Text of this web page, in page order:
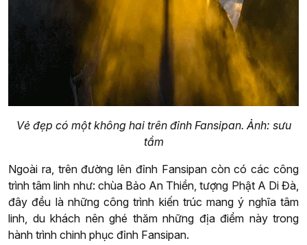
Vẻ đẹp có một không hai trên đỉnh Fansipan. Ảnh: sưu
tầm
Ngoài ra, trên đường lên đỉnh Fansipan còn có các công
trình tâm linh như: chùa Bảo An Thiền, tượng Phật A Di Đà,
đây đều là những công trình kiến trúc mang ý nghĩa tâm
linh, du khách nên ghé thăm những địa điểm này trong
hành trình chinh phục đỉnh Fansipan.